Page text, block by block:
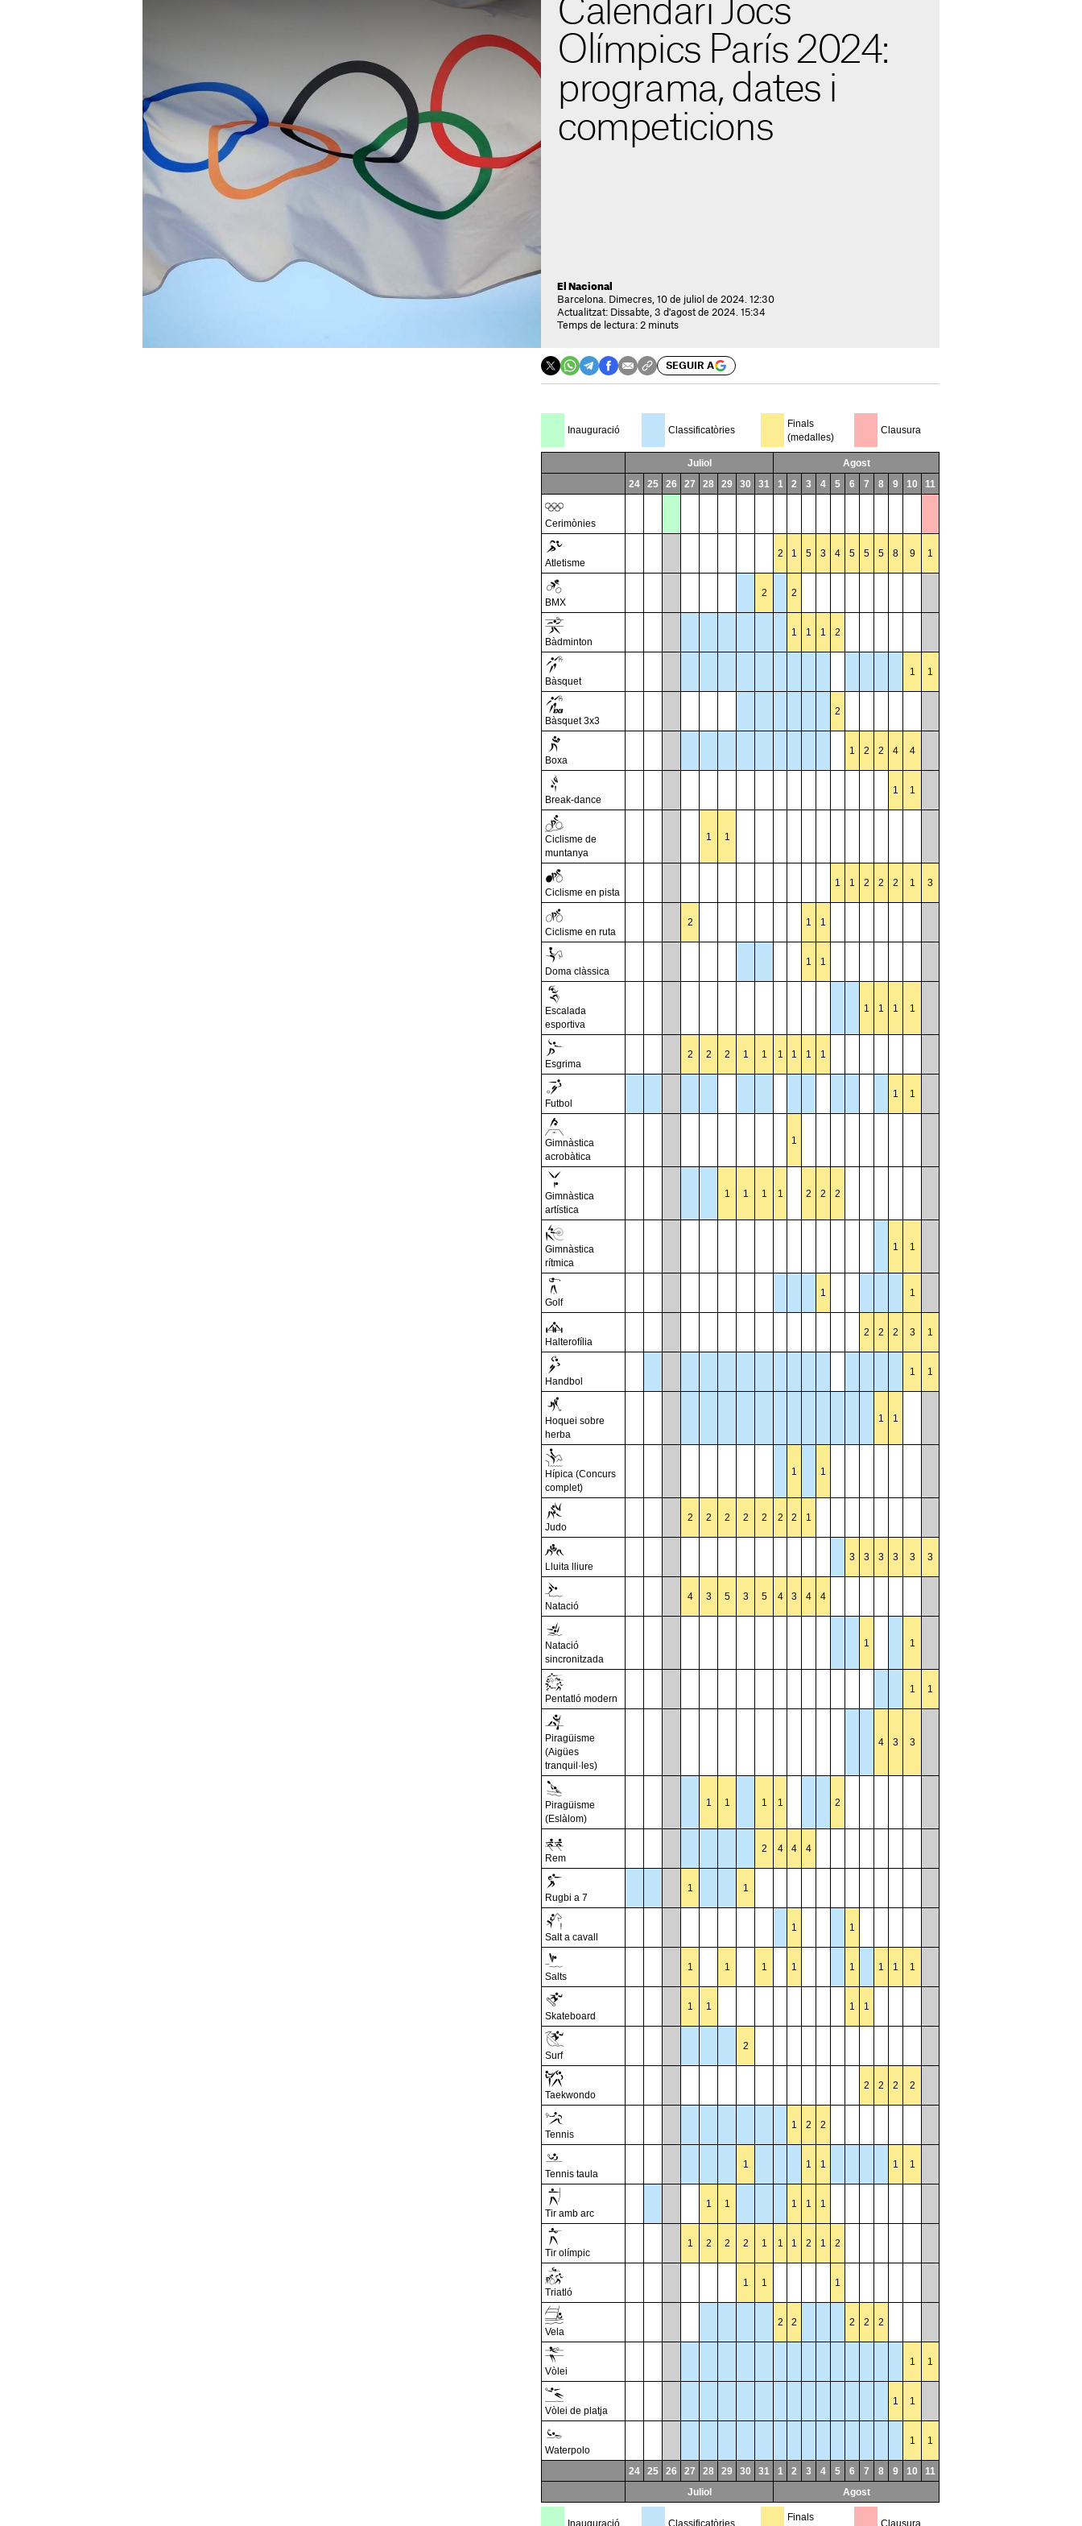
Calendari Jocs
Olímpics París 2024:
programa, dates i
competicions
El Nacional
Barcelona. Dimecres, 10 de juliol de 2024. 12:30
Actualitzat: Dissabte, 3 d'agost de 2024. 15:34
Temps de lectura: 2 minuts
SEGUIR A
Inauguració Classificatòries
Finals
(medalles)
Clausura
Juliol
Agost
24
25 26 27 28 29 30 31 1 2 3 4 5 6 7 8 9 10 11
Cerimònies
Atletisme
2 1 5 3 4 5 5 5 8 9 1
BMX
2 2
Bàdminton
1 1 1 2
Bàsquet
1 1
Bàsquet 3x3
2
Boxa
1 2 2 4 4
Break-dance
1 1
Ciclisme de
muntanya
1 1
Ciclisme en pista
1 1 2 2 2 1 3
Ciclisme en ruta
2 1 1
Doma clàssica
1 1
Escalada
esportiva
1 1 1 1
Esgrima
2 2 2 1 1 1 1 1 1
Futbol
1 1
Gimnàstica
acrobàtica
1
Gimnàstica
artística
1 1 1 1 2 2 2
Gimnàstica
rítmica
1 1
Golf
1 1
Halterofília
2 2 2 3 1
Handbol
1 1
Hoquei sobre
herba
1 1
Hípica (Concurs
complet)
1 1
Judo
2 2 2 2 2 2 2 1
Lluita lliure
3 3 3 3 3 3
Natació
4 3 5 3 5 4 3 4 4
Natació
sincronitzada
1 1
Pentatló modern
1 1
Piragüisme
(Aigües
tranquil·les)
4 3 3
Piragüisme
(Eslàlom)
1 1 1 1 2
Rem
2 4 4 4
Rugbi a 7
1 1
Salt a cavall
1 1
Salts
1 1 1 1 1 1 1 1
Skateboard
1 1 1 1
Surf
2
Taekwondo
2 2 2 2
Tennis
1 2 2
Tennis taula
1 1 1 1 1
Tir amb arc
1 1 1 1 1
Tir olímpic
1 2 2 2 1 1 1 2 1 2
Triatló
1 1 1
Vela
2 2 2 2 2
Vòlei
1 1
Vòlei de platja
1 1
Waterpolo
1 1
24 25 26 27 28 29 30 31 1 2 3 4 5 6 7 8 9 10
11
Juliol
Agost
Inauguració Classificatòries
Finals
Clausura